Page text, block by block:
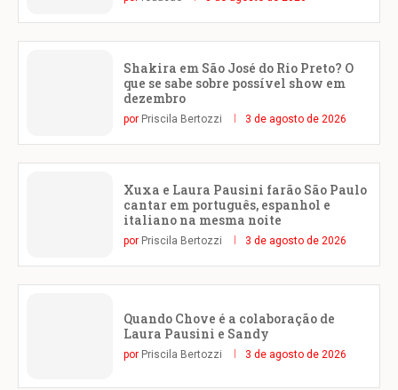
Shakira em São José do Rio Preto? O
que se sabe sobre possível show em
dezembro
por Priscila Bertozzi 3 de agosto de 2026
Xuxa e Laura Pausini farão São Paulo
cantar em português, espanhol e
italiano na mesma noite
por Priscila Bertozzi 3 de agosto de 2026
Quando Chove é a colaboração de
Laura Pausini e Sandy
por Priscila Bertozzi 3 de agosto de 2026